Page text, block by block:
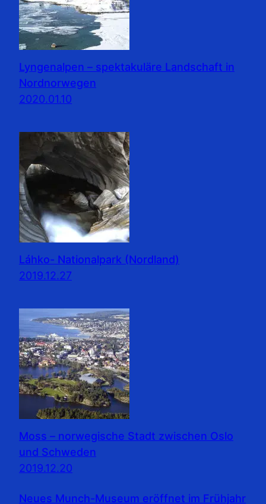
Lyngenalpen – spektakuläre Landschaft in
Nordnorwegen
2020.01.10
Láhko- Nationalpark (Nordland)
2019.12.27
Moss – norwegische Stadt zwischen Oslo
und Schweden
2019.12.20
Neues Munch-Museum eröffnet im Frühjahr